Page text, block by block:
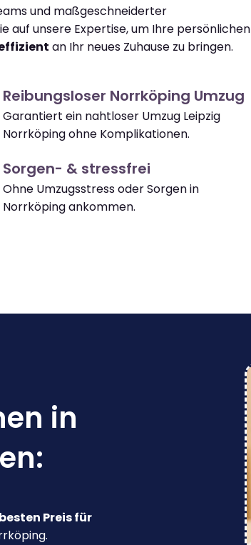
und maßgeschneiderter
auf unsere Expertise, um Ihre persönlichen
an Ihr neues Zuhause zu bringen.
Reibungsloser Norrköping Umzug
Garantiert ein nahtloser Umzug Leipzig
Norrköping ohne Komplikationen.
Sorgen- & stressfrei
Ohne Umzugsstress oder Sorgen in
Norrköping ankommen.
in
besten Preis für